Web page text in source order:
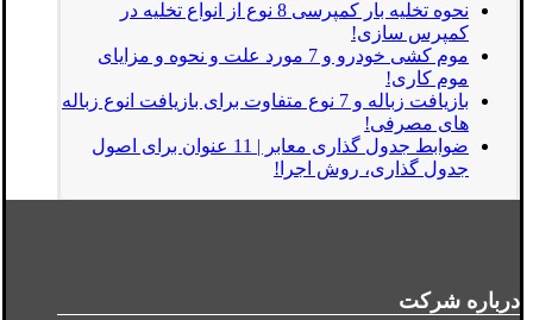
نحوه تخلیه بار کمپرسی 8 نوع از انواع تخلیه در
کمپرس سازی!
موم کشی خودرو و 7 مورد علت و نحوه و مزایای
موم کاری!
بازیافت زباله و 7 نوع متفاوت برای بازیافت انوع زباله
های مصرفی!
ضوابط جدول گذاری معابر | 11 عنوان برای اصول
جدول گذاری، روش اجرا!
درباره شرکت